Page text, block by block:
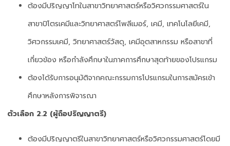
ต้องมีปริญญาโทในสาขาวิทยาศาสตร์หรือวิศวกรรมศาสตร์ใน
สาขาปิโตรเคมีและวิทยาศาสตร์โพลีเมอร์, เคมี, เทคโนโลยีเคมี,
วิศวกรรมเคมี, วิทยาศาสตร์วัสดุ, เคมีอุตสาหกรรม หรือสาขาที่
เกี่ยวข้อง หรือกำลังศึกษาในภาคการศึกษาสุดท้ายของโปรแกรม
ต้องได้รับการอนุมัติจากคณะกรรมการโปรแกรมในการสมัครเข้า
ศึกษาหลังการพิจารณา
ตัวเลือก 2.2 (ผู้ถือปริญญาตรี)
ต้องมีปริญญาตรีในสาขาวิทยาศาสตร์หรือวิศวกรรมศาสตร์โดยมี